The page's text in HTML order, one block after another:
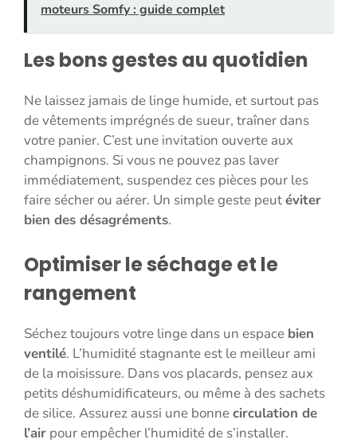
moteurs Somfy : guide complet
Les bons gestes au quotidien
Ne laissez jamais de linge humide, et surtout pas
de vêtements imprégnés de sueur, traîner dans
votre panier. C’est une invitation ouverte aux
champignons. Si vous ne pouvez pas laver
immédiatement, suspendez ces pièces pour les
faire sécher ou aérer. Un simple geste peutéviter
bien des désagréments.
Optimiser le séchage et le
rangement
Séchez toujours votre linge dans un espace bien
ventilé. L’humidité stagnante est le meilleur ami
de la moisissure. Dans vos placards, pensez aux
petits déshumidificateurs, ou même à des sachets
de silice. Assurez aussi une bonnecirculation de
l’air pour empêcher l’humidité de s’installer.